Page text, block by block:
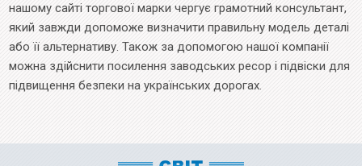
нашому сайті торгової марки чергує грамотний консультант,
який завжди допоможе визначити правильну модель деталі
або її альтернативу. Також за допомогою нашої компанії
можна здійснити посилення заводських ресор і підвіски для
підвищення безпеки на українських дорогах.